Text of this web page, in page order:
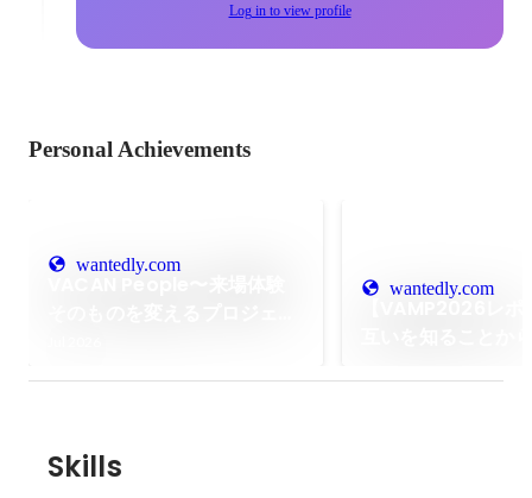
Log in to view profile
Personal Achievements
wantedly.com
wantedly.com
Skills